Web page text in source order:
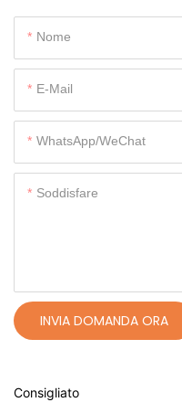
Nome
E-Mail
WhatsApp/WeChat
Soddisfare
INVIA DOMANDA ORA
Consigliato